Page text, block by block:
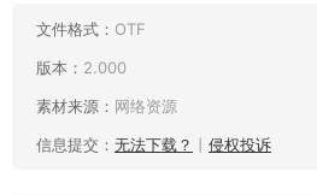
文件格式： OTF
版本： 2.000
素材来源： 网络资源
信息提交： 无法下载？ 侵权投诉